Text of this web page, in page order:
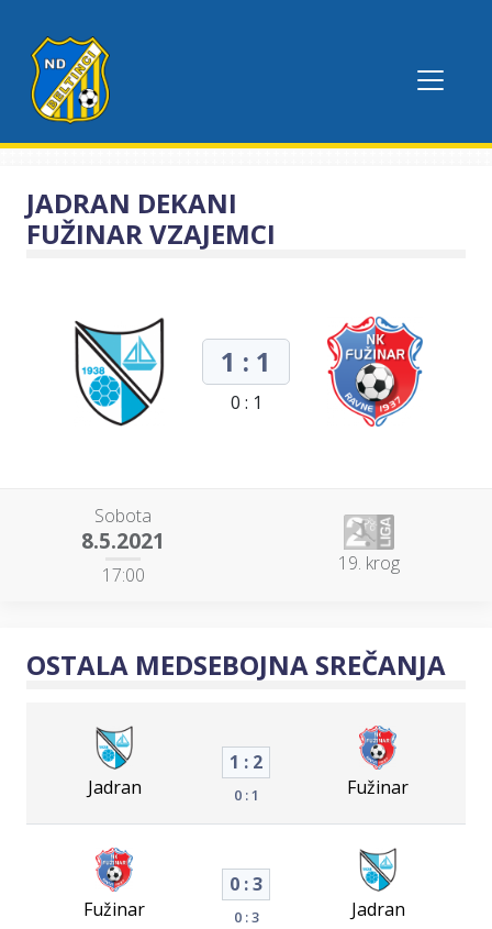
JADRAN DEKANI
FUŽINAR VZAJEMCI
1 : 1
0 : 1
Sobota
8.5.2021
17:00 19. krog
OSTALA MEDSEBOJNA SREČANJA
Jadran
1 : 2
0 : 1 Fužinar
Fužinar
0 : 3
0 : 3 Jadran